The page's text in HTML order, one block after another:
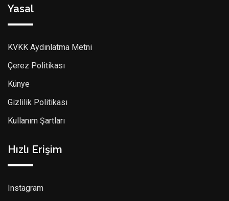
Yasal
KVKK Aydınlatma Metni
Çerez Politikası
Künye
Gizlilik Politikası
Kullanım Şartları
Hızlı Erişim
Instagram